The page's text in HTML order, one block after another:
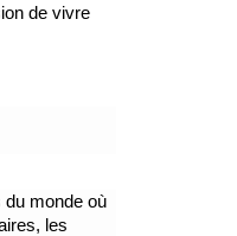
de vivre
du monde où
les